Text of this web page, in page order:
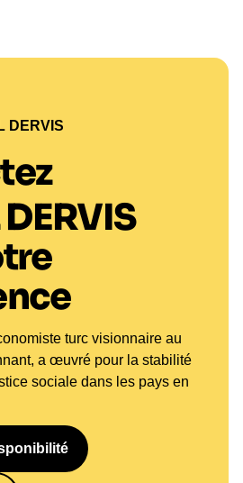
DERVIS
turc visionnaire au
a œuvré pour la stabilité
sociale dans les pays en